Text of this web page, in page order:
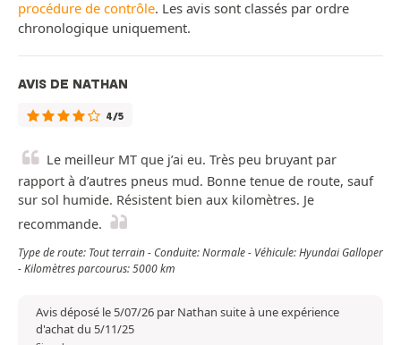
procédure de contrôle. Les avis sont classés par ordre
chronologique uniquement.
AVIS DE NATHAN
4/5
Le meilleur MT que j’ai eu. Très peu bruyant par
rapport à d’autres pneus mud. Bonne tenue de route, sauf
sur sol humide. Résistent bien aux kilomètres. Je
recommande.
Type de route: Tout terrain - Conduite: Normale - Véhicule: Hyundai Galloper
- Kilomètres parcourus: 5000 km
Avis déposé le 5/07/26 par Nathan suite à une expérience
d'achat du 5/11/25